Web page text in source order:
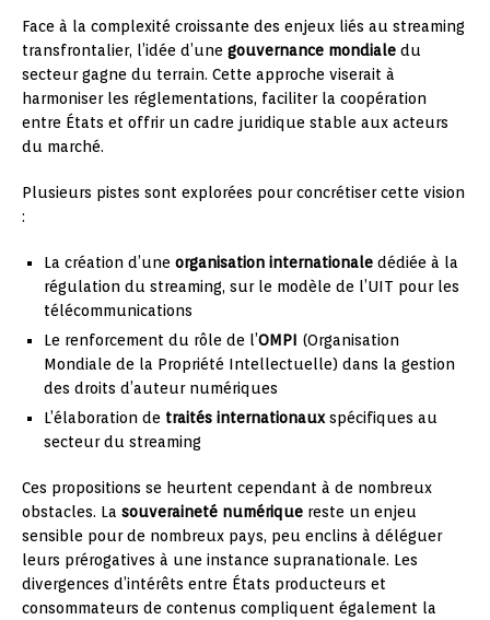
Face à la complexité croissante des enjeux liés au streaming
transfrontalier, l’idée d’une gouvernance mondiale du
secteur gagne du terrain. Cette approche viserait à
harmoniser les réglementations, faciliter la coopération
entre États et offrir un cadre juridique stable aux acteurs
du marché.
Plusieurs pistes sont explorées pour concrétiser cette vision
:
La création d’une organisation internationale dédiée à la
régulation du streaming, sur le modèle de l’UIT pour les
télécommunications
Le renforcement du rôle de l’OMPI (Organisation
Mondiale de la Propriété Intellectuelle) dans la gestion
des droits d’auteur numériques
L’élaboration de traités internationauxspécifiques au
secteur du streaming
Ces propositions se heurtent cependant à de nombreux
obstacles. La souveraineté numérique reste un enjeu
sensible pour de nombreux pays, peu enclins à déléguer
leurs prérogatives à une instance supranationale. Les
divergences d’intérêts entre États producteurs et
consommateurs de contenus compliquent également la